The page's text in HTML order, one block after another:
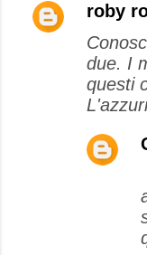
roby
due. I
questi